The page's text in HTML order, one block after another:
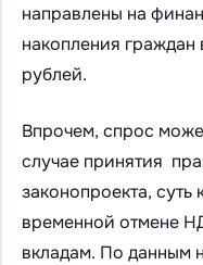
направлены на
накопления
рублей.
Впрочем, спрос
случае принятия
законопроекта, суть
временной отмене
вкладам. По данным